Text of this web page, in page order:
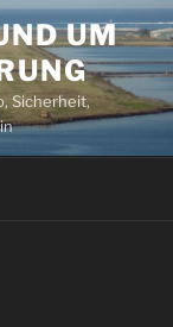
UM
Sicherheit,